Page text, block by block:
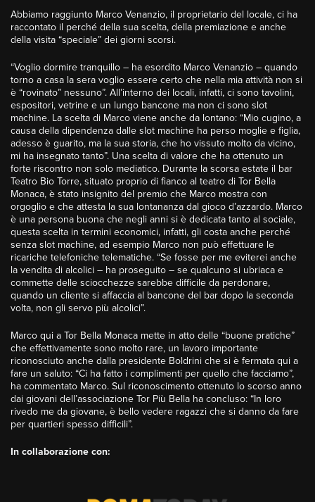
Abbiamo raggiunto Marco Venanzio, il proprietario del locale, ci ha
raccontato il perché della sua scelta, della premiazione e anche
della visita “speciale” dei giorni scorsi.
“Voglio dormire tranquillo – ha esordito Marco Venanzio – quando
torno a casa la sera voglio essere certo che nella mia attività non si
è “rovinato” nessuno”. All’interno dei locali, infatti, ci sono tavolini,
espositori, vetrine e un lungo bancone ma non ci sono slot
machine. La scelta di Marco viene anche da lontano: “Mio cugino, a
causa della dipendenza dalle slot machine ha perso moglie e figlia,
adesso è guarito, ma la sua storia, che ho vissuto molto da vicino,
mi ha insegnato tanto”. Una scelta di valore che ha ottenuto un
forte riscontro non solo mediatico. Durante la scorsa estate il bar
Teatro Bio Torre, situato proprio di fianco al teatro di Tor Bella
Monaca, è stato insignito del premio che Marco mostra con
orgoglio e che attesta la sua lontananza dal gioco d’azzardo. Marco
è una persona buona che negli anni si è dedicata tanto al sociale,
questa scelta in termini economici, infatti, gli costa anche perché
senza slot machine, ad esempio Marco non può effettuare le
ricariche telefoniche telematiche. “Se fosse per me eviterei anche
la vendita di alcolici – ha proseguito – se qualcuno si ubriaca e
commette delle sciocchezze sarebbe difficile da perdonare,
quando un cliente si affaccia al bancone del bar dopo la seconda
volta, non gli servo più alcolici”.
Marco qui a Tor Bella Monaca mette in atto delle “buone pratiche”
che effettivamente sono molto rare, un lavoro importante
riconosciuto anche dalla presidente Boldrini che si è fermata qui a
fare un saluto: “Ci ha fatto i complimenti per quello che facciamo”,
ha commentato Marco. Sul riconoscimento ottenuto lo scorso anno
dai giovani dell’associazione Tor Più Bella ha concluso: “In loro
rivedo me da giovane, è bello vedere ragazzi che si danno da fare
per quartieri spesso difficili”.
In collaborazione con: